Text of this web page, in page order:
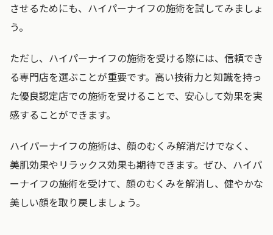
させるためにも、ハイパーナイフの施術を試してみましょ
う。
ただし、ハイパーナイフの施術を受ける際には、信頼でき
る専門店を選ぶことが重要です。高い技術力と知識を持っ
た優良認定店での施術を受けることで、安心して効果を実
感することができます。
ハイパーナイフの施術は、顔のむくみ解消だけでなく、
美肌効果やリラックス効果も期待できます。ぜひ、ハイパ
ーナイフの施術を受けて、顔のむくみを解消し、健やかな
美しい顔を取り戻しましょう。